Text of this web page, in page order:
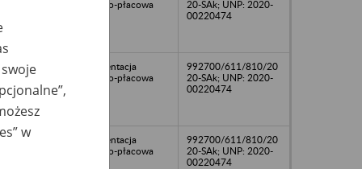
osobowo-płacowa
20-SAk; UNP: 2020-
00220474
Dokumentacja
osobowo-płacowa
992700/611/810/20
20-SAk; UNP: 2020-
00220474
Dokumentacja
osobowo-płacowa
992700/611/810/20
20-SAk; UNP: 2020-
00220474
w